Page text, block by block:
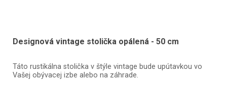
Designová vintage stolička opálená - 50 cm
Táto rustikálna stolička v štýle vintage bude upútavkou vo
Vašej obývacej izbe alebo na záhrade.